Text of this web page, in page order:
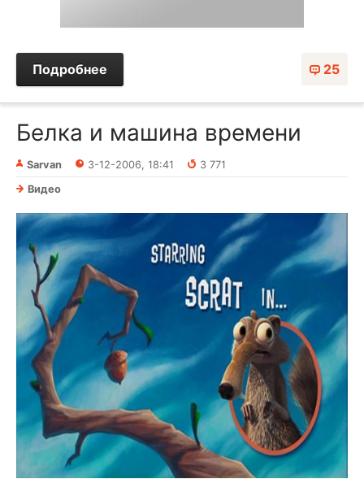
25
Подробнее
Белка и машина времени
Sarvan 3-12-2006, 18:41
3 771
Видео